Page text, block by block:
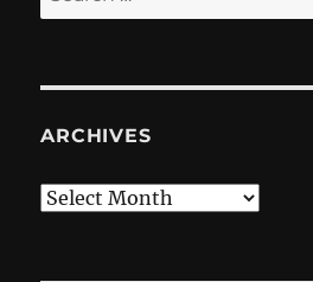
for:
ARCHIVES
Archives